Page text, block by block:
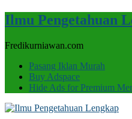
Ilmu Pengetahuan
Fredikurniawan.com
Pasang Iklan Murah
Buy Adspace
Hide Ads for Premium